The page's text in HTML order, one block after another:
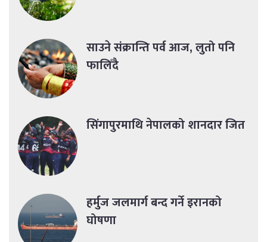
साउने संक्रान्ति पर्व आज, लुतो पनि
फालिँदै
सिंगापुरमाथि नेपालको शानदार जित
हर्मुज जलमार्ग बन्द गर्ने इरानको
घोषणा